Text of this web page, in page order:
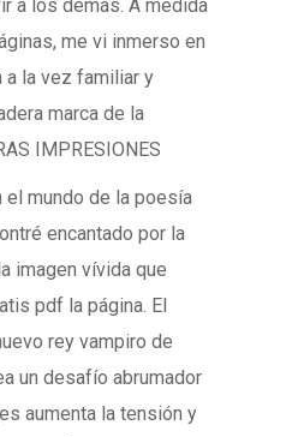
a los demás. A medida
me vi inmerso en
a la vez familiar y
marca de la
IMPRESIONES
el mundo de la poesía
encantado por la
imagen vívida que
pdf la página. El
rey vampiro de
un desafío abrumador
aumenta la tensión y